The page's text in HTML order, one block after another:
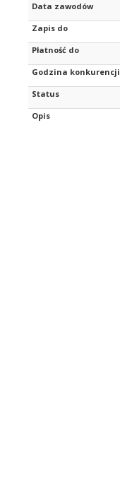
Data zawodów
Zapis do
Płatność do
Godzina konkurencji
Status
Opis